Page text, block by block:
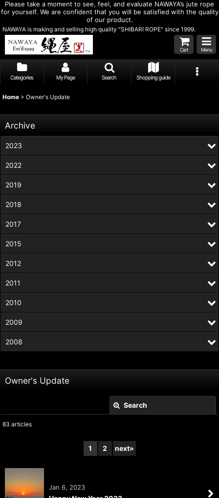
Please take a moment to see, feel, and evaluate NAWAYA’s jute rope
for yourself. We are confident that you will be satisfied with the quality
of our product.
NAWAYA is making and selling high quality "SHIBARI ROPE" since 1999.
Cart Menu
Categories My Page Search Shopping guide
Home > Owner's Update
Owner's Update
Search
83 articles
1 2 next»
Jan 6, 2023
Archive
2023
2022
2019
2018
2017
2015
2012
2011
2010
2009
2008